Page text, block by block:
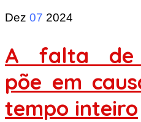
Dez 07 2024
A falta de
põe em
tempo inteiro